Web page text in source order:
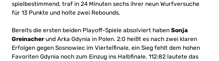
spielbestimmend, traf in 24 Minuten sechs ihrer neun Wurfversuche
für 13 Punkte und holte zwei Rebounds.
Bereits die ersten beiden Playoff-Spiele absolviert haben Sonja
Greinacherund Arka Gdynia in Polen. 2:0 heißt es nach zwei klaren
Erfolgen gegen Sosnowiec im Viertelfinale, ein Sieg fehlt dem hohen
Favoriten Gdynia noch zum Einzug ins Halbfinale. 112:82 lautete das